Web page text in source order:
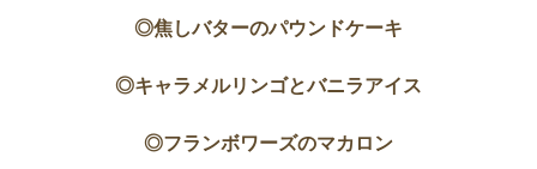
◎焦しバターのパウンドケーキ
◎キャラメルリンゴとバニラアイス
◎フランボワーズのマカロン